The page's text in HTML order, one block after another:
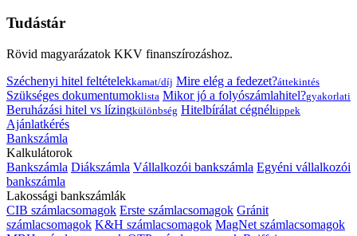
Tudástár
Rövid magyarázatok KKV finanszírozáshoz.
Széchenyi hitel feltételekkamat/díj Mire elég a fedezet?áttekintés
Szükséges dokumentumoklista Mikor jó a folyószámlahitel?gyakorlati
Beruházási hitel vs lízingkülönbség Hitelbírálat cégnéltippek
Ajánlatkérés
Bankszámla
Kalkulátorok
Bankszámla Diákszámla Vállalkozói bankszámla Egyéni vállalkozói
bankszámla
Lakossági bankszámlák
CIB számlacsomagok Erste számlacsomagok Gránit
számlacsomagok K&H számlacsomagok MagNet számlacsomagok